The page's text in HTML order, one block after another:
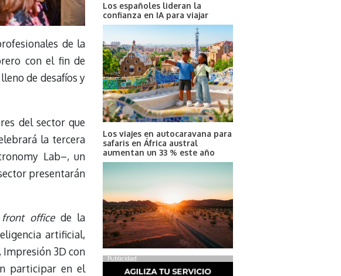
de la
con el fin de
de desafíos y
del sector que
la tercera
Lab–, un
presentarán
front officede la
artificial,
Impresión 3D con
participar en el
Los españoles lideran la
confianza en IA para viajar
Los viajes en autocaravana para
safaris en África austral
aumentan un 33 % este año
Publicidad